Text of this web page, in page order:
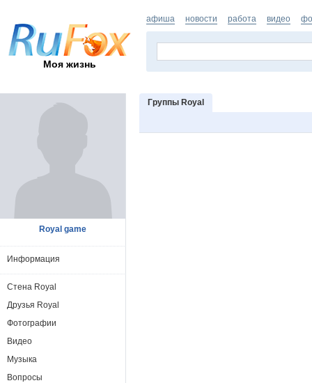
Моя жизнь
афиша новости работа видео
Группы Royal
Royal game
Информация
Стена Royal
Друзья Royal
Фотографии
Видео
Музыка
Вопросы